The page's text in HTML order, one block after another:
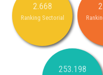
2.668
Ranking Sectorial
253.198